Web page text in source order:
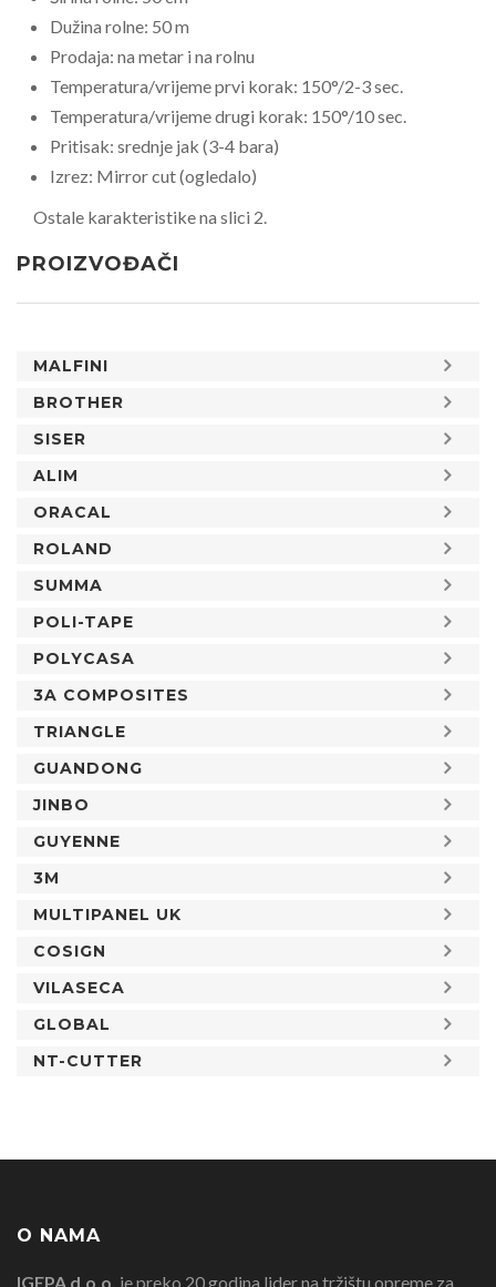
Dužina rolne: 50 m
Prodaja: na metar i na rolnu
Temperatura/vrijeme prvi korak: 150°/2-3 sec.
Temperatura/vrijeme drugi korak: 150°/10 sec.
Pritisak: srednje jak (3-4 bara)
Izrez: Mirror cut (ogledalo)
Ostale karakteristike na slici 2.
PROIZVOĐAČI
MALFINI
BROTHER
SISER
ALIM
ORACAL
ROLAND
SUMMA
POLI-TAPE
POLYCASA
3A COMPOSITES
TRIANGLE
GUANDONG
JINBO
GUYENNE
3M
MULTIPANEL UK
COSIGN
VILASECA
GLOBAL
NT-CUTTER
O NAMA
IGEPA d.o.o. je preko 20 godina lider na tržištu opreme za